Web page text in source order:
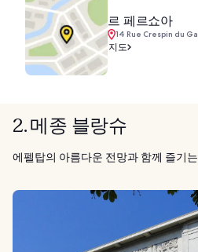
르 페르쇼아
14 Rue Crespin du
지도
2. 메종 블랑슈
에펠탑의 아름다운 전망과 함께 즐기